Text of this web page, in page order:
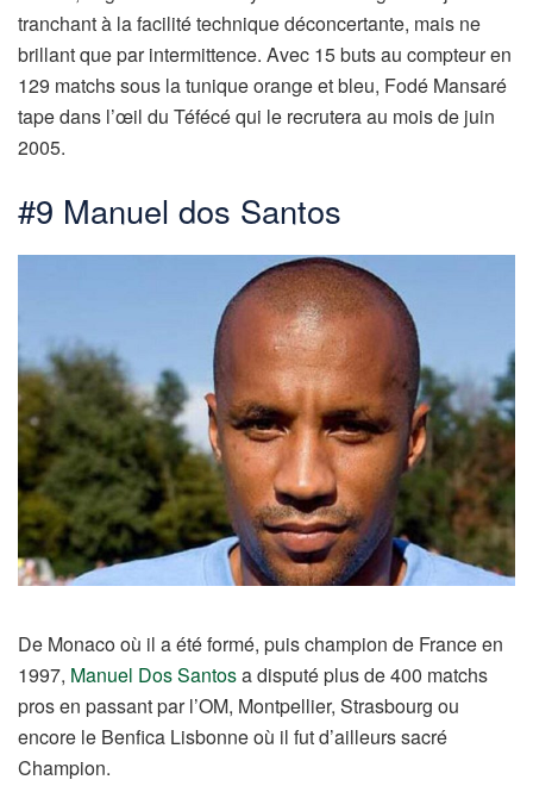
tranchant à la facilité technique déconcertante, mais ne
brillant que par intermittence. Avec 15 buts au compteur en
129 matchs sous la tunique orange et bleu, Fodé Mansaré
tape dans l’œil du Téfécé qui le recrutera au mois de juin
2005.
#9 Manuel dos Santos
De Monaco où il a été formé, puis champion de France en
1997, Manuel Dos Santosa disputé plus de 400 matchs
pros en passant par l’OM, Montpellier, Strasbourg ou
encore le Benfica Lisbonne où il fut d’ailleurs sacré
Champion.